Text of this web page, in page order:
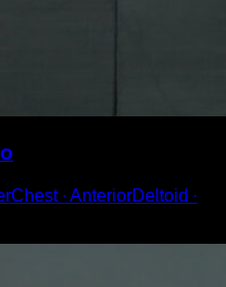
∙ AnteriorDeltoid ∙